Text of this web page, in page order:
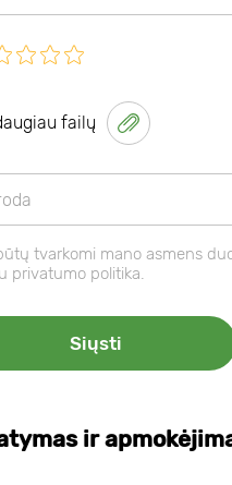
failų
tvarkomi mano asmens
privatumo politika.
ir